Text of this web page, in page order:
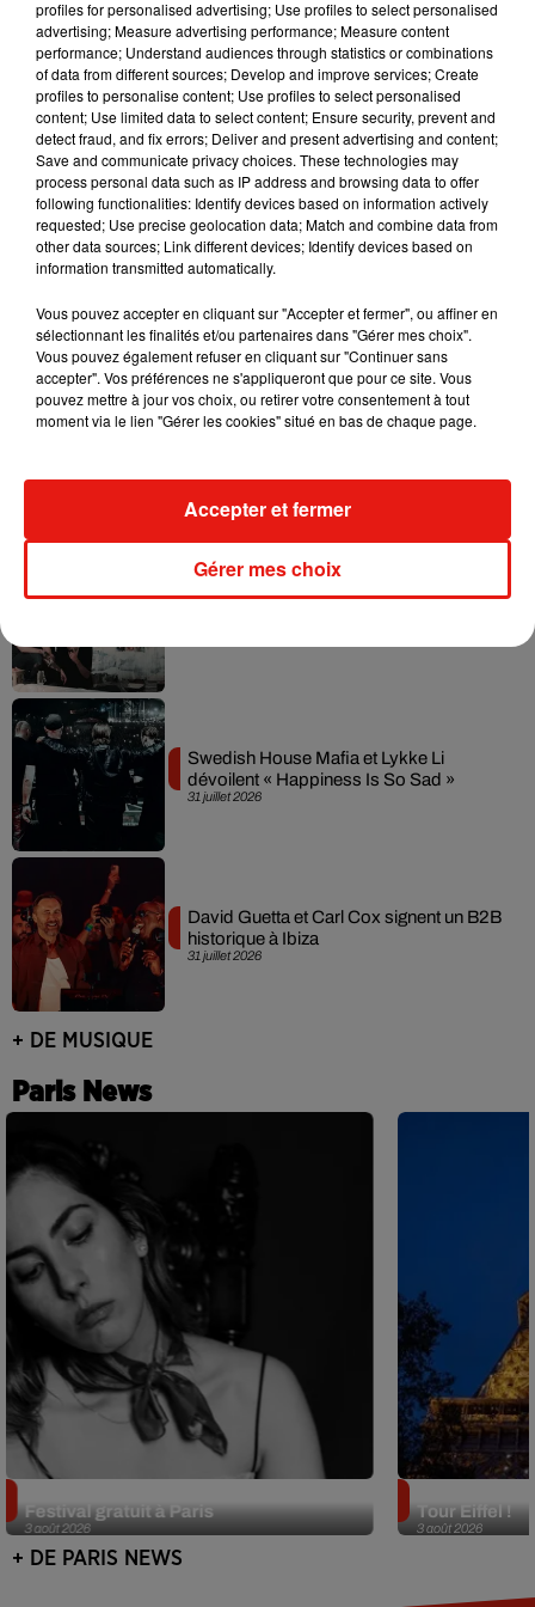
Musique
7 août 2026
RÜFÜS DU SOL annonce un nouvel
album après sa tournée mondiale
7 août 2026
Angèle et Amélie Lens dévoilent leur
6 août 2026
Fred again.. et Latin Mafia dévoilent enfin
31 juillet 2026
Swedish House Mafia et Lykke Li
dévoilent « Happiness Is So Sad »
31 juillet 2026
David Guetta et Carl Cox signent un B2B
historique à Ibiza
+ DE MUSIQUE
Paris News
3 août 2026
Festival gratuit à Paris
3 août 2026
Tour Eiffel !
+ DE PARIS NEWS
profiles for personalised advertising; Use profiles to select personalised
advertising; Measure advertising performance; Measure content
performance; Understand audiences through statistics or combinations
of data from different sources; Develop and improve services; Create
profiles to personalise content; Use profiles to select personalised
content; Use limited data to select content; Ensure security, prevent and
detect fraud, and fix errors; Deliver and present advertising and content;
Save and communicate privacy choices. These technologies may
process personal data such as IP address and browsing data to offer
following functionalities: Identify devices based on information actively
requested; Use precise geolocation data; Match and combine data from
other data sources; Link different devices; Identify devices based on
information transmitted automatically.
Vous pouvez accepter en cliquant sur "Accepter et fermer", ou affiner en
sélectionnant les finalités et/ou partenaires dans "Gérer mes choix".
Vous pouvez également refuser en cliquant sur "Continuer sans
accepter". Vos préférences ne s'appliqueront que pour ce site. Vous
pouvez mettre à jour vos choix, ou retirer votre consentement à tout
moment via le lien "Gérer les cookies" situé en bas de chaque page.
Gérer mes choix
Accepter et fermer